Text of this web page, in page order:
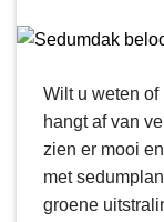
Wilt u weten
hangt af van
zien er mooi en
met
groene